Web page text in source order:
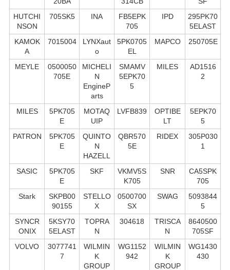
HUTCHI
NSON
705SK5 INA
FB5EPK
705
IPD
295PK70
5ELAST
KAMOK
A
7015004
LYNXaut
o
5PK0705
EL
MAPCO 250705E
MEYLE
0500050
705E
MICHELI
N
EngineP
arts
SMAMV
5EPK70
5
MILES
AD1516
2
MILES
5PK705
E
MOTAQ
UIP
LVFB839
OPTIBE
LT
5EPK70
5
PATRON
5PK705
E
QUINTO
N
HAZELL
QBR570
5E
RIDEX
305P030
1
SASIC
5PK705
E
SKF
VKMV5S
K705
SNR
CA5SPK
705
Stark
SKPB00
90155
STELLO
X
0500700
SX
SWAG
5093844
5
SYNCR
ONIX
5KSY70
5ELAST
TOPRA
N
304618
TRISCA
N
8640500
705SF
VOLVO
3077741
7
WILMIN
K
GROUP
WG1152
942
WILMIN
K
GROUP
WG1430
430